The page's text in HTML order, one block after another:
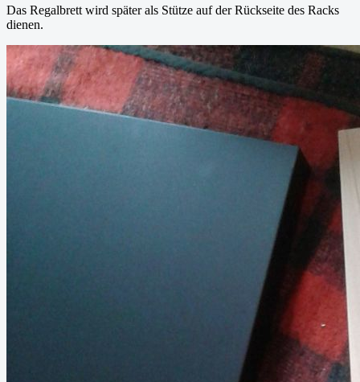
Das Regalbrett wird später als Stütze auf der Rückseite des Racks
dienen.